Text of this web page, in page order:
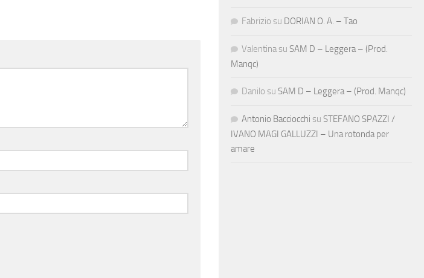
Fabrizio su DORIAN O. A. – Tao
Valentina su SAM D – Leggera – (Prod.
Manqc)
Danilo su SAM D – Leggera – (Prod. Manqc)
Antonio Bacciocchi su STEFANO SPAZZI /
IVANO MAGI GALLUZZI – Una rotonda per
amare